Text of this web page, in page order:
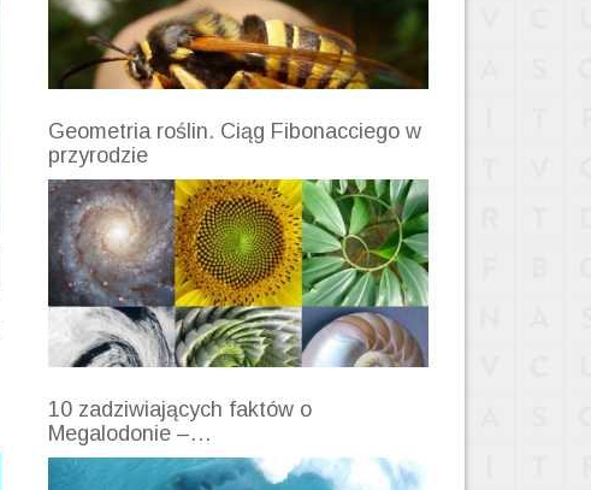
Geometria roślin. Ciąg Fibonacciego w
przyrodzie
10 zadziwiających faktów o
Megalodonie –…